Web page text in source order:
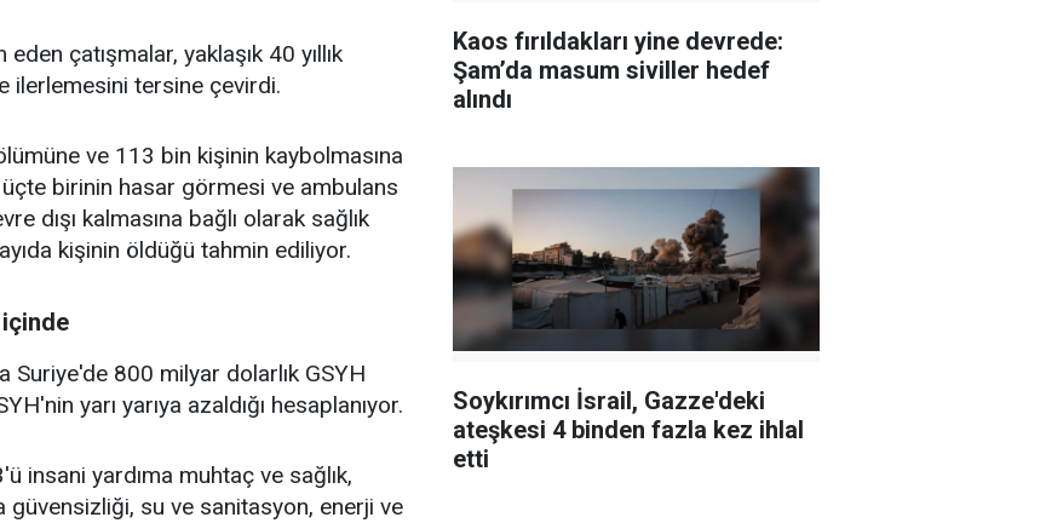
çatışmalar, yaklaşık 40 yıllık
ilerlemesini tersine çevirdi.
ve 113 bin kişinin kaybolmasına
birinin hasar görmesi ve ambulans
dışı kalmasına bağlı olarak sağlık
kişinin öldüğü tahmin ediliyor.
Suriye'de 800 milyar dolarlık GSYH
yarı yarıya azaldığı hesaplanıyor.
insani yardıma muhtaç ve sağlık,
güvensizliği, su ve sanitasyon, enerji ve
Kaos fırıldakları yine devrede:
Şam’da masum siviller hedef
alındı
Soykırımcı İsrail, Gazze'deki
ateşkesi 4 binden fazla kez ihlal
etti